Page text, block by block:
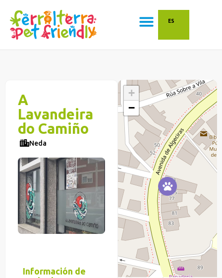
ES
A
Lavandeira
do Camiño
Neda
Información de
+
−